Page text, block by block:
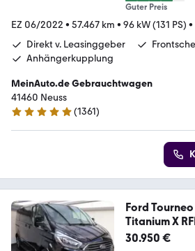
Guter Preis
EZ 06/2022 • 57.467 km • 96 kW (131 PS) •
Direkt v. Leasinggeber
Anhängerkupplung
MeinAuto.de Gebrauchtwagen
41460 Neuss
4.8 Sterne
(1361)
Ford
Titanium X
30.950 €